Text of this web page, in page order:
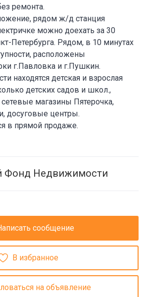
ремонта.
рядом ж/д станция
можно доехать за 30
Петербурга. Рядом, в 10 минутах
расположены
г.Павловка и г.Пушкин.
находятся детская и взрослая
детских садов и школ.,
магазины Пятерочка,
досуговые центры.
в прямой продаже.
Фонд Недвижимости
сообщение
В избранное
на объявление